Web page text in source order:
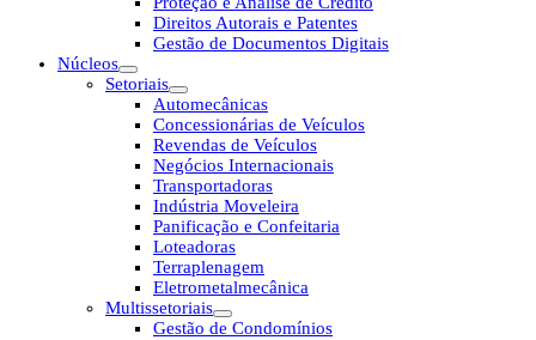
Direitos Autorais e Patentes
Gestão de Documentos Digitais
Núcleos
Setoriais
Automecânicas
Concessionárias de Veículos
Revendas de Veículos
Negócios Internacionais
Transportadoras
Indústria Moveleira
Panificação e Confeitaria
Loteadoras
Terraplenagem
Eletrometalmecânica
Multissetoriais
Gestão de Condomínios